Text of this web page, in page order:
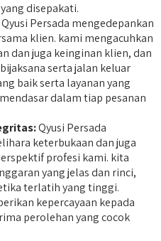
disepakati.
Qyusi Persada mengedepankan
klien. kami mengacuhkan
dan juga keinginan klien, dan
serta jalan keluar
baik serta layanan yang
dalam tiap pesanan
Qyusi Persada
keterbukaan dan juga
profesi kami. kita
yang jelas dan rinci,
terlatih yang tinggi.
kepercayaan kepada
perolehan yang cocok